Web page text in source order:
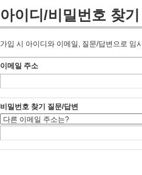
아이디/비밀번호 찾기
가입 시 아이디와 이메일, 질문/답변으로 임
이메일 주소
비밀번호 찾기 질문/답변